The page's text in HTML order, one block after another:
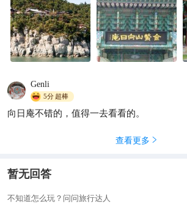
Genli
5分超棒
向日庵不错的，值得一去看看的。
查看更多 
暂无回答
不知道怎么玩？问问旅行达人